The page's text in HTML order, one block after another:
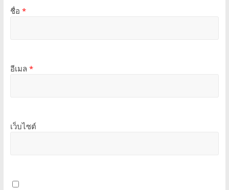
ชื่อ *
อีเมล *
เว็บไซต์